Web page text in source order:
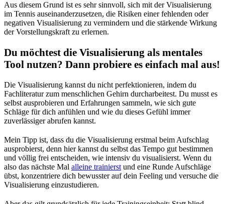
Aus diesem Grund ist es sehr sinnvoll, sich mit der Visualisierung
im Tennis auseinanderzusetzen, die Risiken einer fehlenden oder
negativen Visualisierung zu vermindern und die stärkende Wirkung
der Vorstellungskraft zu erlernen.
Du möchtest die Visualisierung als mentales
Tool nutzen? Dann probiere es einfach mal aus!
Die Visualisierung kannst du nicht perfektionieren, indem du
Fachliteratur zum menschlichen Gehirn durcharbeitest. Du musst es
selbst ausprobieren und Erfahrungen sammeln, wie sich gute
Schläge für dich anfühlen und wie du dieses Gefühl immer
zuverlässiger abrufen kannst.
Mein Tipp ist, dass du die Visualisierung erstmal beim Aufschlag
ausprobierst, denn hier kannst du selbst das Tempo gut bestimmen
und völlig frei entscheiden, wie intensiv du visualisierst. Wenn du
also das nächste Mal alleine trainierstund eine Runde Aufschläge
übst, konzentriere dich bewusster auf dein Feeling und versuche die
Visualisierung einzustudieren.